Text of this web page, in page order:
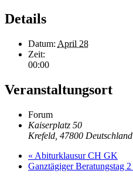
Details
Datum: April 28
Zeit:
00:00
Veranstaltungsort
Forum
Kaiserplatz 50
Krefeld 47800 Deutschland
« Abiturklausur CH GK
Ganztägiger Beratungstag 2